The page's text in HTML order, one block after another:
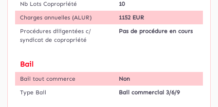
Nb Lots Copropriété
10
Charges annuelles (ALUR)
1152 EUR
Procédures diligentées c/
syndicat de copropriété
Pas de procédure en cours
Bail
Bail tout commerce
Non
Type Bail
Bail commercial 3/6/9